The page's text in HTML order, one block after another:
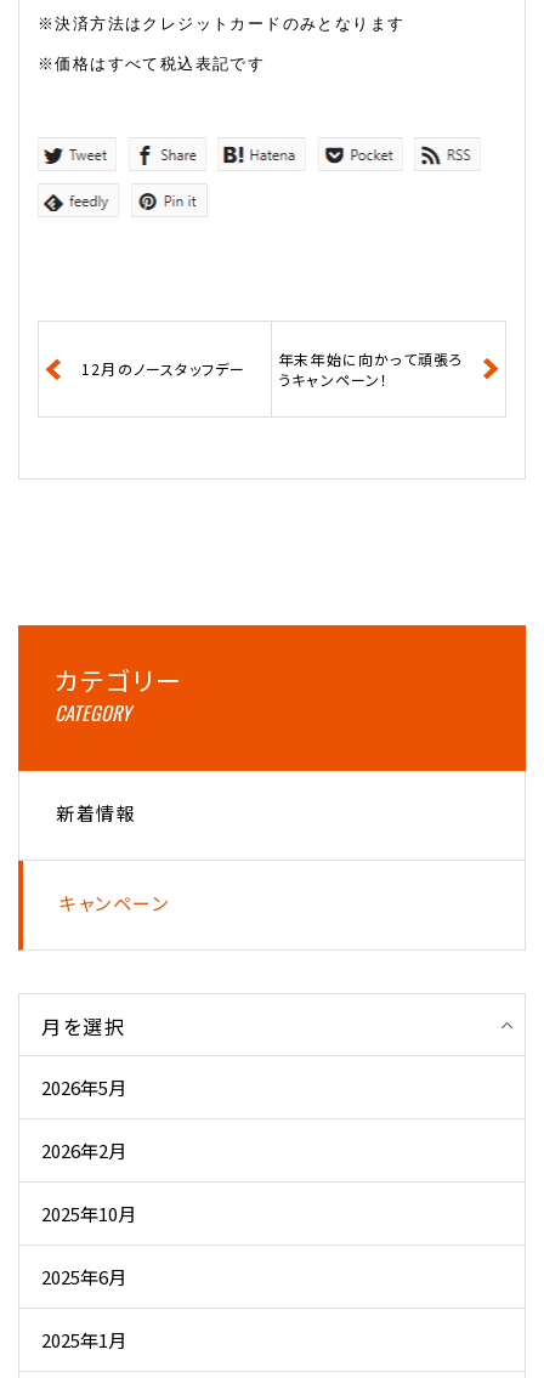
カテゴリー
CATEGORY
新着情報
キャンペーン
月を選択
2026年5月
2026年2月
2025年10月
2025年6月
2025年1月
※決済方法はクレジットカードのみとなります
※価格はすべて税込表記です
12月のノースタッフデー
年末年始に向かって頑張ろ
うキャンペーン！